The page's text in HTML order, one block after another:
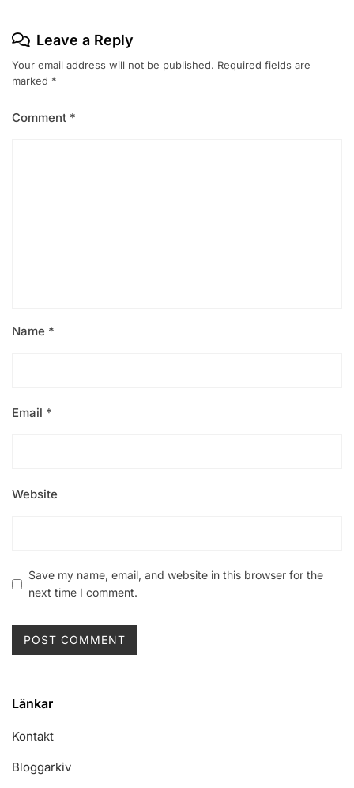
Leave a Reply
Your email address will not be published. Required fields are
marked *
Comment *
Name *
Email *
Website
Save my name, email, and website in this browser for the
next time I comment.
Länkar
Kontakt
Bloggarkiv